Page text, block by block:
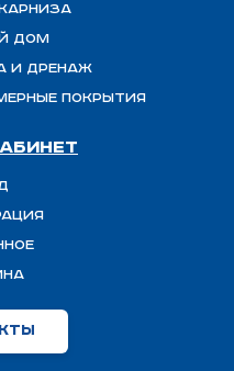
Дом
и дренаж
покрытия